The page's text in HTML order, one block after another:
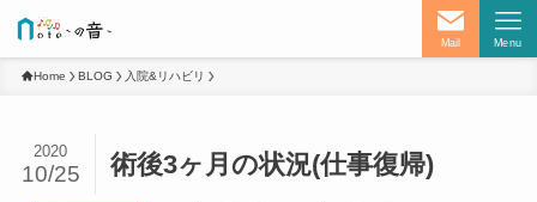
Mail Menu
Home BLOG 入院&リハビリ
術後3ヶ月の状況(仕事復帰)
2020
10/25